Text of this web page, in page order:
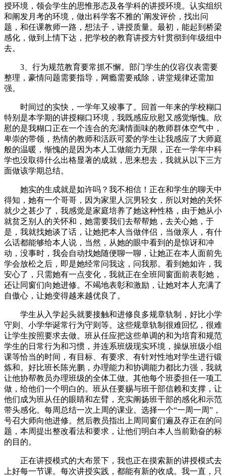
授环境，领会学生的思惟形态及各学科的讲授环境。认实组织
和阐发月考的环境，做出科学客不雅的`阐发评价，找出问
题，和任课教师一路，想法子，讲授质量。最初，能起到桥梁
感化，做到上情下达，把学校的教育讲授方针贯彻到年级组中
去。
3、行为规范教育要常抓不懈。部门学生的仪容仪表需要
整理，豪情问题需要指导，网瘾需要戒除，讲堂规律还需加
强。
时间过的实快，一学年又竣事了。回首一年来的学校糊口
特别是本学期的讲授糊口环境，我既感应欣慰又感觉惭愧。欣
慰的是我糊口正在一个连合的充满情面味的教师群体空气中，
卑崇的带领，热情的教师和活跃可爱的学生让我感应了大师庭
般的温暖，惭愧的是因为本人工做能力无限，正在一学年中科
学也没取得什么出格显著的成就，思来想去，我就从以下三方
面做该学期总结。
她实的生成就是如许吗？我不相信！正在和学生的聊天中
得知，她有一个哥哥，因为家里人沉男轻女，所以对她的关怀
就少之甚少了，我感觉是家庭培养了她这种性格，由于她从小
就贫乏别人的关怀和，她需要我们去帮帮她，去关心她，于
是，我就找她谈了话，让她把本人当做伴侣，当做亲人，有什
么话都能够给本人说，当然，从她的眼中看到的是惊讶和冲
动，没事时，我会自动找她随便聊一聊，让她正在本人面前先
学会放松之后，即是她经常问我这，问我那。看到她如许，我
安心了，只需她有一点变化，我就正在全班同窗面前表彰她，
还让同窗们向她进修。不竭地表彰和激励，让她对本人充满了
自傲心，让她变得越来越优良了。
学生从入学起头就要接触和进修良多规章轨制，好比小学
守则、小学华诞常行为守则等。这些规章轨制很难回忆，很难
让学生按照要求去做。班从任应把这些单调的和为培育和规范
学生的日常行为和习惯，并连系班级现实环境，操纵班级小组
课等恰当的时间，有目标、有要求、有针对性地对学生进行锻
炼和。好比班长陈光鹏，办理能力和协调能力都比力强，我就
让他协帮教员办理班级的全体工做。其他每个班委担任一项工
做，给他们一个明白的。班从任要赐与班干部信赖和支撑，让
他们成为班从任的眼睛和左臂，充实阐扬班干部的感化和示范
带头感化。每周总结一次上周的课业。选择一个“一周一周”，
号召大师向他进修。然后教员指出上周同窗们遍及存正在的问
题，本周提出整改看法和要求，让他们明白本人当前勤奋的标
的目的。
正在讲授模式的大布景下，我也正在摸索新的讲授模式去
上好每一节课。每次讲授实践，都能有新的收成。我一直，只